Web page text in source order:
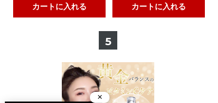
×
2024/12/01 投稿者：ばぶる おすすめレベル：
お肌にスーっと入ってしっとりします。ほんのり香りが心地よく
毎日使うのが楽しみです。
カートに入れる カートに入れる
5